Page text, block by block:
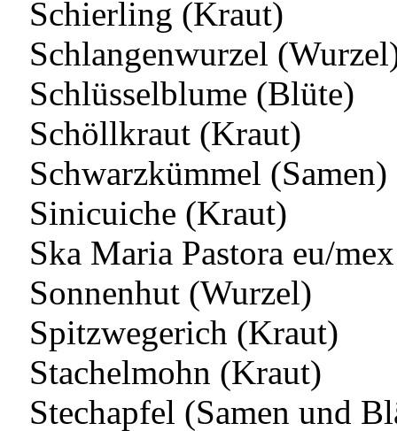
Schierling (Kraut)
Schlangenwurzel
Schlüsselblume (Blüte)
Schöllkraut (Kraut)
Schwarzkümmel (Samen)
Sinicuiche (Kraut)
Ska Maria Pastora eu/
Sonnenhut (Wurzel)
Spitzwegerich (Kraut)
Stachelmohn (Kraut)
Stechapfel (Samen und